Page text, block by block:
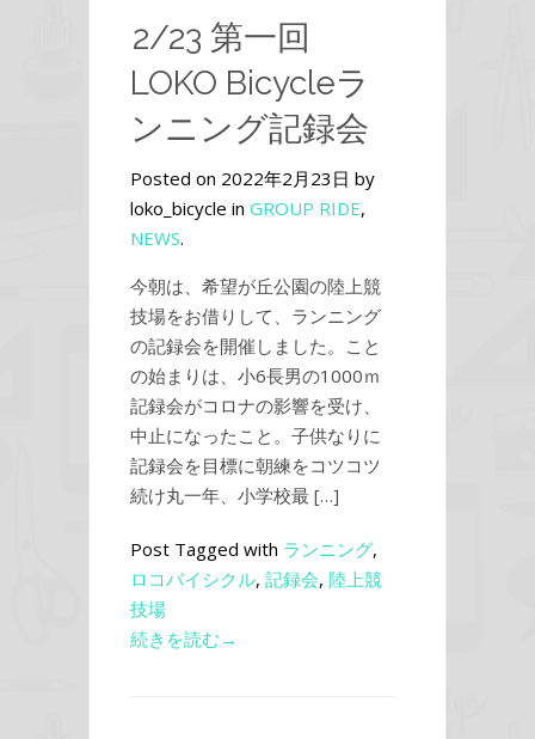
2/23 第一回
LOKO Bicycleラ
ンニング記録会
Posted on 2022年2月23日 by
loko_bicycle in GROUP RIDE,
NEWS.
今朝は、希望が丘公園の陸上競
技場をお借りして、ランニング
の記録会を開催しました。こと
の始まりは、小6長男の1000ｍ
記録会がコロナの影響を受け、
中止になったこと。子供なりに
記録会を目標に朝練をコツコツ
続け丸一年、小学校最 […]
Post Tagged with ランニング,
ロコバイシクル, 記録会, 陸上競
技場
続きを読む→